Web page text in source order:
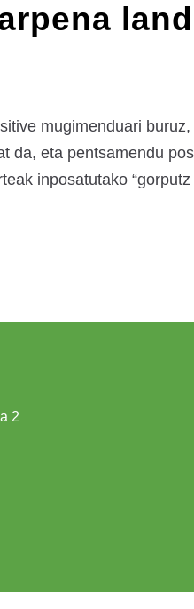
mugimenduari
eta pentsamendu
inposatutako
2